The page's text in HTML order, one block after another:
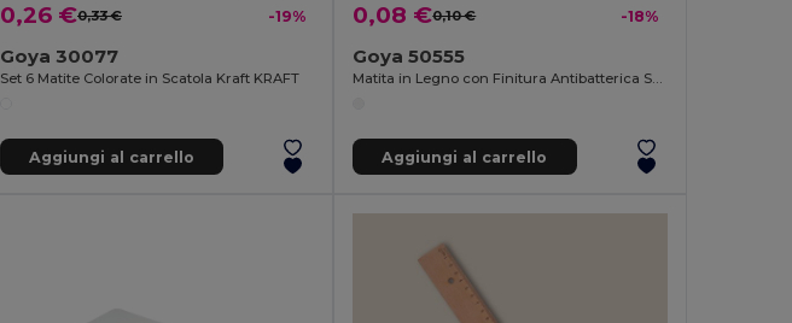
0,26 €0,33 € -19%
Goya 30077
Set 6 Matite Colorate in Scatola Kraft KRAFT
Aggiungi al carrello
0,08 €0,10 € -18%
Goya 50555
Matita in Legno con Finitura Antibatterica SURGEON
Aggiungi al carrello